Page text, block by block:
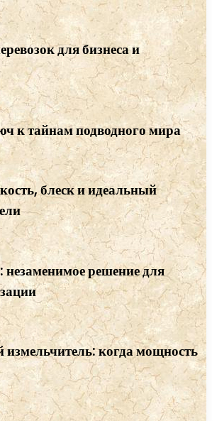
для бизнеса и
к тайнам подводного мира
блеск и идеальный
решение для
когда мощность